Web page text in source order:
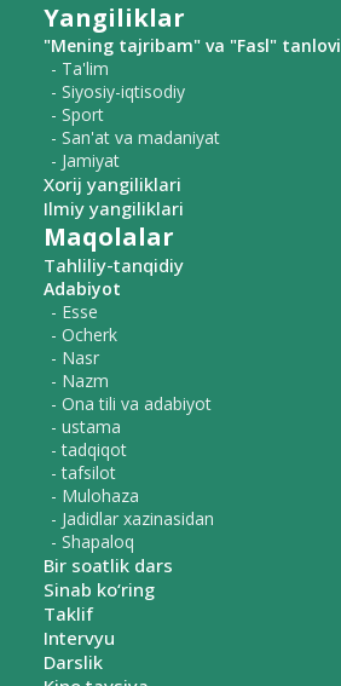
Yangiliklar
"Mening tajribam" va "Fasl" tanlovi
- Ta'lim
- Siyosiy-iqtisodiy
- Sport
- San'at va madaniyat
- Jamiyat
Xorij yangiliklari
Ilmiy yangiliklari
Maqolalar
Tahliliy-tanqidiy
Adabiyot
- Esse
- Ocherk
- Nasr
- Nazm
- Ona tili va adabiyot
- ustama
- tadqiqot
- tafsilot
- Mulohaza
- Jadidlar xazinasidan
- Shapaloq
Bir soatlik dars
Sinab ko‘ring
Taklif
Intervyu
Darslik